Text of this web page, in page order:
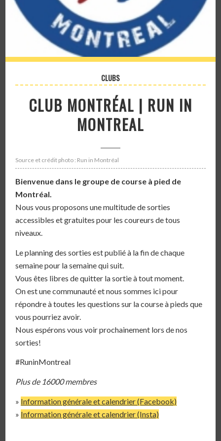
CLUBS
CLUB MONTRÉAL | RUN IN
MONTREAL
Source et crédit photo : Run in Montréal
Bienvenue dans le groupe de course à pied de
Montréal.
Nous vous proposons une multitude de sorties
accessibles et gratuites pour les coureurs de tous
niveaux.
Le planning des sorties est publié à la fin de chaque
semaine pour la semaine qui suit.
Vous êtes libres de quitter la sortie à tout moment.
On est une communauté et nous sommes ici pour
répondre à toutes les questions sur la course à pieds que
vous pourriez avoir.
Nous espérons vous voir prochainement lors de nos
sorties!
#RuninMontreal
Plus de 16000 membres
» Information générale et calendrier (Facebook)
» Information générale et calendrier (Insta)